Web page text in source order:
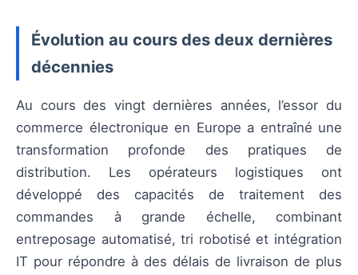
Évolution au cours des deux dernières
décennies
Au cours des vingt dernières années, l’essor du
commerce électronique en Europe a entraîné une
transformation profonde des pratiques de
distribution. Les opérateurs logistiques ont
développé des capacités de traitement des
commandes à grande échelle, combinant
entreposage automatisé, tri robotisé et intégration
IT pour répondre à des délais de livraison de plus